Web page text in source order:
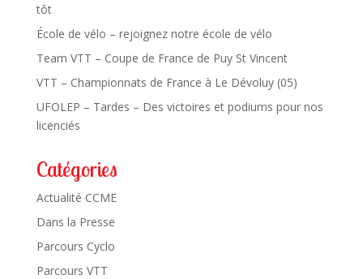
tôt
École de vélo – rejoignez notre école de vélo
Team VTT – Coupe de France de Puy St Vincent
VTT – Championnats de France à Le Dévoluy (05)
UFOLEP – Tardes – Des victoires et podiums pour nos
licenciés
Catégories
Actualité CCME
Dans la Presse
Parcours Cyclo
Parcours VTT